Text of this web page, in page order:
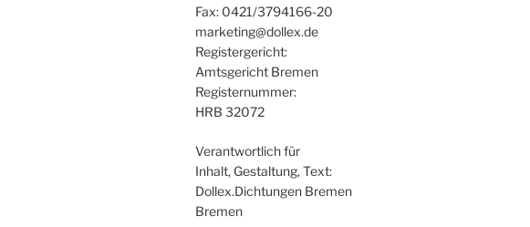
Fax: 0421/3794166-20
marketing@dollex.de
Registergericht:
Amtsgericht Bremen
Registernummer:
HRB 32072
Verantwortlich für
Inhalt, Gestaltung, Text:
Dollex.Dichtungen Bremen
Bremen